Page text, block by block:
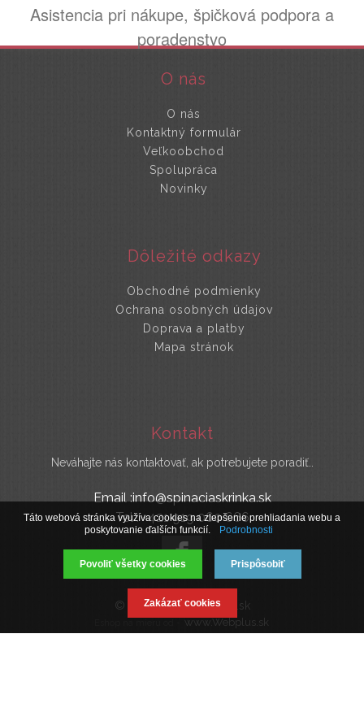
Asistencia pri nákupe, špičková podpora a
poradenstvo
O nás
O nás
Kontaktný formulár
Veľkoobchod
Spolupráca
Novinky
Dôležité odkazy
Obchodné podmienky
Ochrana osobných údajov
Doprava a platby
Mapa stránok
Kontakt
Neváhajte nás kontaktovať, ak potrebujete poradiť..
Email :info@spinaciaskrinka.sk
Tel : +421 919 060 666
© 2019 SpinaciaSkrinka.sk
www.Webplus.sk
Táto webová stránka využíva cookies na zlepšenie prehliadania webu a
poskytovanie ďalších funkcií.
Podrobnosti
Povoliť všetky cookies Prispôsobiť
Zakázať cookies